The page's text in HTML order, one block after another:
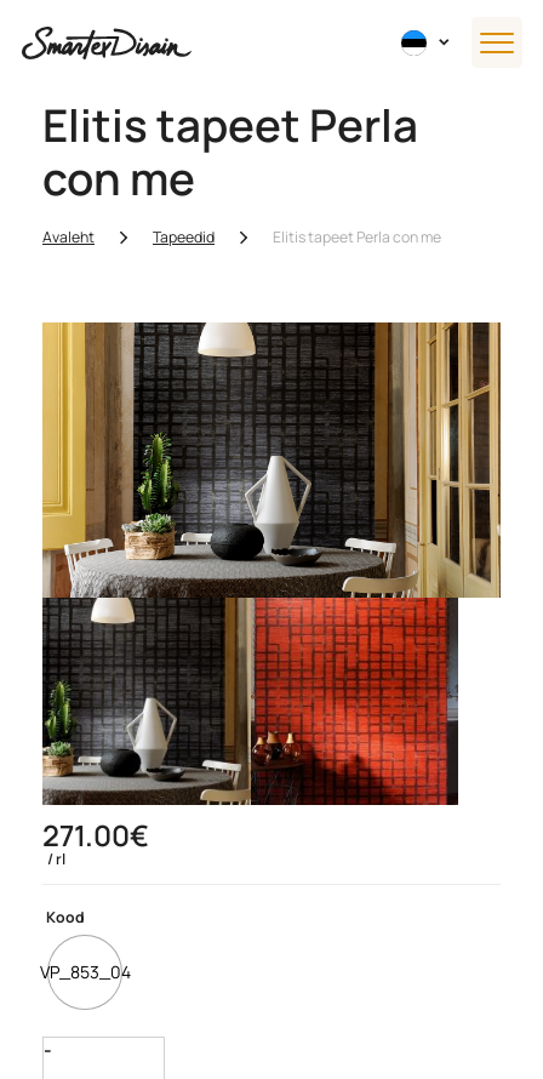
Elitis tapeet Perla
con me
Avaleht Tapeedid Elitis tapeet Perla con me
271.00€
rl
Kood
VP_853_04
Quantity